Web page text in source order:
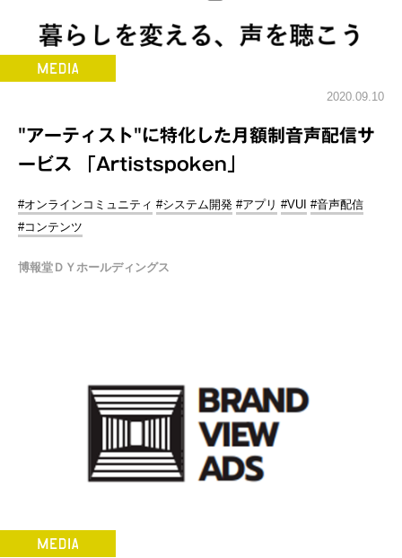
2020.09.10
"アーティスト"に特化した月額制音声配信サ
ービス 「Artistspoken」
#オンラインコミュニティ #システム開発 #アプリ #VUI #音声配信
#コンテンツ
博報堂ＤＹホールディングス